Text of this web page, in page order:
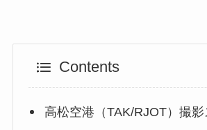
Contents
高松空港（TAK/RJOT）撮影